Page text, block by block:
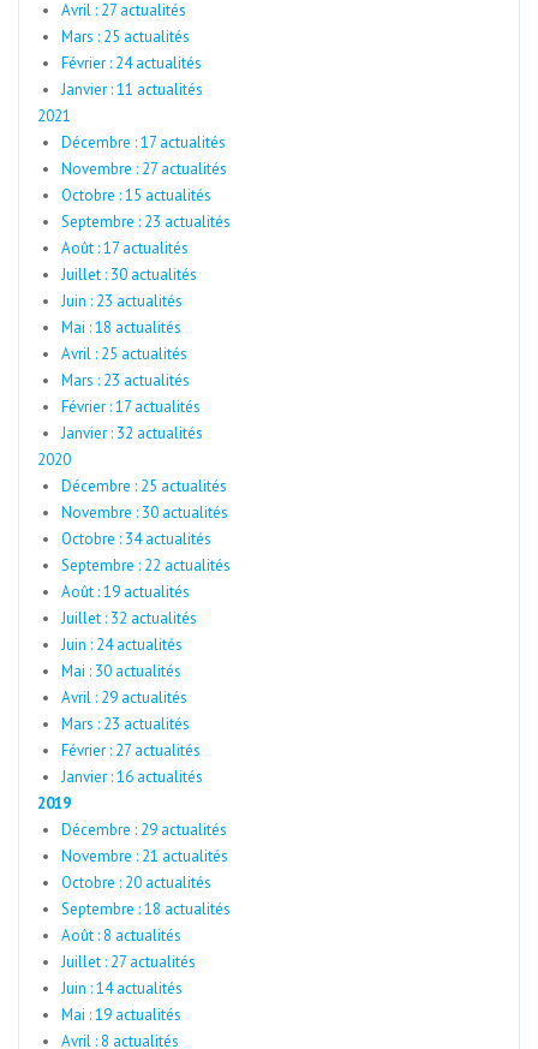
Avril : 27 actualités
Mars : 25 actualités
Février : 24 actualités
Janvier : 11 actualités
2021
Décembre : 17 actualités
Novembre : 27 actualités
Octobre : 15 actualités
Septembre : 23 actualités
Août : 17 actualités
Juillet : 30 actualités
Juin : 23 actualités
Mai : 18 actualités
Avril : 25 actualités
Mars : 23 actualités
Février : 17 actualités
Janvier : 32 actualités
2020
Décembre : 25 actualités
Novembre : 30 actualités
Octobre : 34 actualités
Septembre : 22 actualités
Août : 19 actualités
Juillet : 32 actualités
Juin : 24 actualités
Mai : 30 actualités
Avril : 29 actualités
Mars : 23 actualités
Février : 27 actualités
Janvier : 16 actualités
2019
Décembre : 29 actualités
Novembre : 21 actualités
Octobre : 20 actualités
Septembre : 18 actualités
Août : 8 actualités
Juillet : 27 actualités
Juin : 14 actualités
Mai : 19 actualités
Avril : 8 actualités